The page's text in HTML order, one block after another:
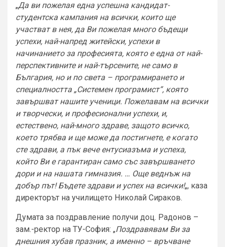
„Да ви пожелая една успешна кандидат-
студентска кампания на всички, които ще
участват в нея, да Ви пожелая много бъдещи
успехи, най-напред житейски, успехи в
начинанието за професията, която е една от най-
перспективните и най-търсените, не само в
България, но и по света – програмирането и
специалността „Системен програмист“, която
завършват нашите ученици. Пожелавам на всички
и творчески, и професионални успехи, и,
естествено, най-много здраве, защото всичко,
което трябва и ще може да постигнете, е когато
сте здрави, а пък вече ентусиазъма и успеха,
който Ви е гарантиран само със завършването
дори и на нашата гимназия. … Още веднъж на
добър път! Бъдете здрави и успех на всички!„, каза
директорът на училището Николай Сираков.
Думата за поздравление получи доц. Радонов –
зам.-ректор на ТУ-София: „Поздравявам Ви за
днешния хубав празник, а именно – връчване